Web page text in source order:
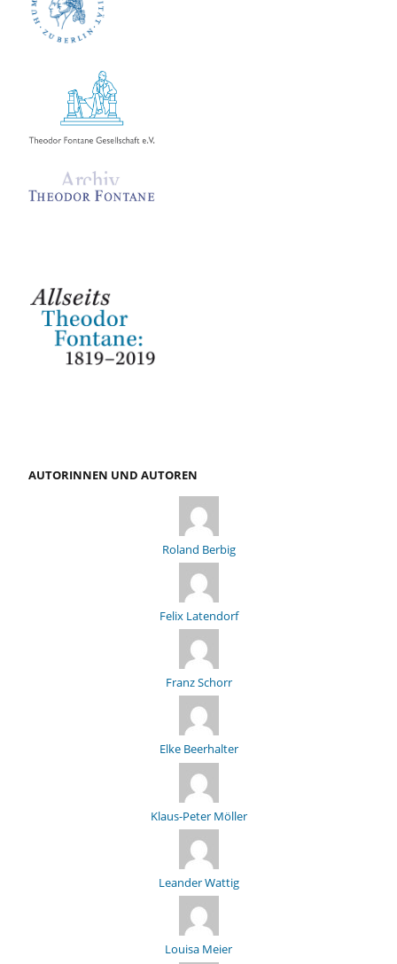
AUTORINNEN UND AUTOREN
Roland Berbig
Felix Latendorf
Franz Schorr
Elke Beerhalter
Klaus-Peter Möller
Leander Wattig
Louisa Meier